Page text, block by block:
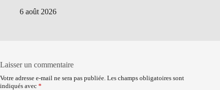
6 août 2026
Laisser un commentaire
Votre adresse e-mail ne sera pas publiée. Les champs obligatoires sont
indiqués avec *